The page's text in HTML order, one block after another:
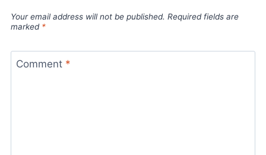
Your email address will not be published. Required fields are
marked *
Comment *